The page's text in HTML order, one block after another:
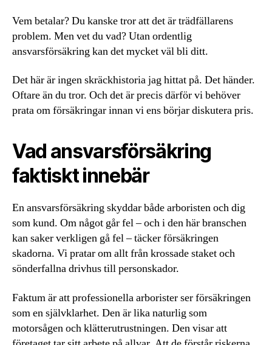
Vem betalar? Du kanske tror att det är trädfällarens
problem. Men vet du vad? Utan ordentlig
ansvarsförsäkring kan det mycket väl bli ditt.
Det här är ingen skräckhistoria jag hittat på. Det händer.
Oftare än du tror. Och det är precis därför vi behöver
prata om försäkringar innan vi ens börjar diskutera pris.
Vad ansvarsförsäkring
faktiskt innebär
En ansvarsförsäkring skyddar både arboristen och dig
som kund. Om något går fel – och i den här branschen
kan saker verkligen gå fel – täcker försäkringen
skadorna. Vi pratar om allt från krossade staket och
sönderfallna drivhus till personskador.
Faktum är att professionella arborister ser försäkringen
som en självklarhet. Den är lika naturlig som
motorsågen och klätterutrustningen. Den visar att